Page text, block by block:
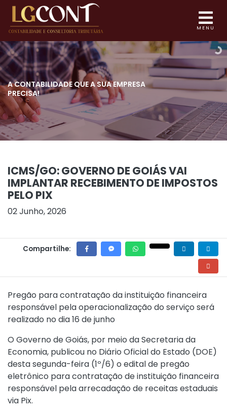
MENU
A CONTABILIDADE QUEA SUA EMPRESA
PRECISA!
ICMS/GO: GOVERNO DE GOIÁS VAI
IMPLANTAR RECEBIMENTO DE IMPOSTOS
PELO PIX
02 Junho, 2026
Compartilhe:
Pregão para contratação da instituição financeira
responsável pela operacionalização do serviço será
realizado no dia 16 de junho
O Governo de Goiás, por meio da Secretaria da
Economia, publicou no Diário Oficial do Estado (DOE)
desta segunda-feira (1º/6) o edital de pregão
eletrônico para contratação de instituição financeira
responsável pela arrecadação de receitas estaduais
via Pix.